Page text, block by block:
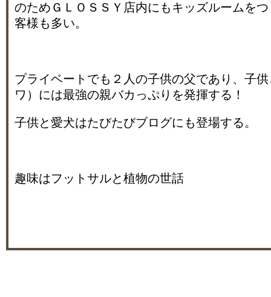
のためＧＬＯＳＳＹ店内にもキッズルームを
客様も多い。
プライベートでも２人の子供の父であり、子
ワ）には最強の親バカっぷりを発揮する！
子供と愛犬はたびたびブログにも登場する。
趣味はフットサルと植物の世話